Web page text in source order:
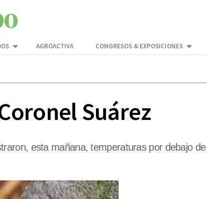
AGROACTIVA CONGRESOS & EXPOSICIONES
Suárez
esta mañana, temperaturas por debajo